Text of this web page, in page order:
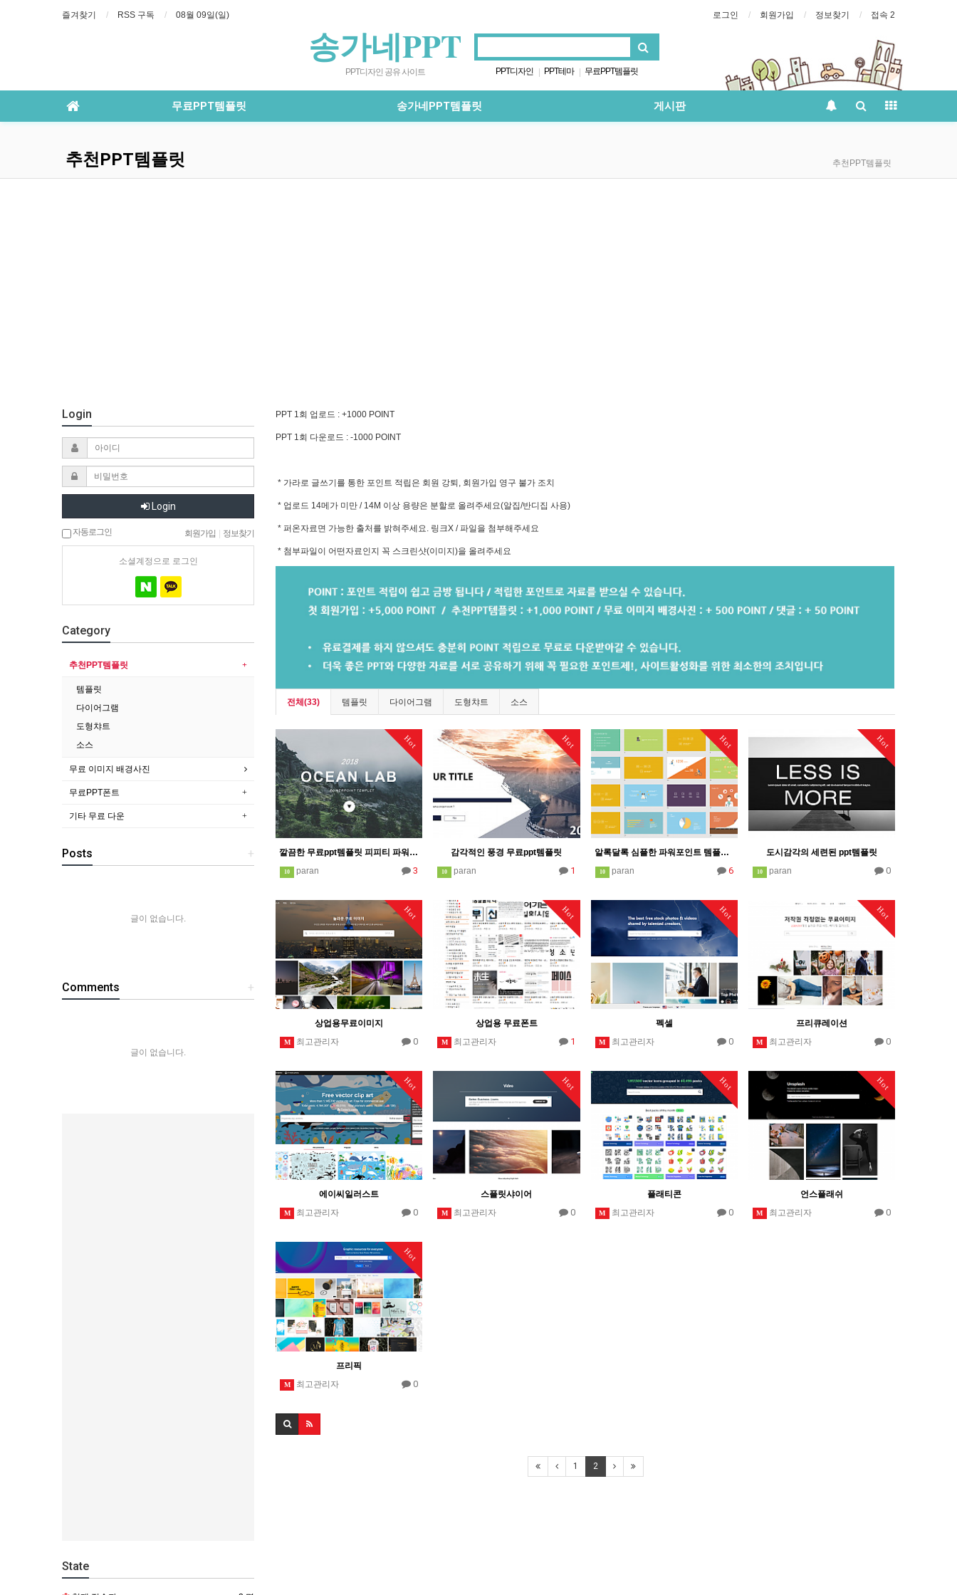
즐겨찾기 RSS 구독 08월 09일(일) 로그인 회원가입 정보찾기 접속 2
송가네PPT
PPT디자인 공유 사이트 PPT디자인 | PPT테마 | 무료PPT템플릿
무료PPT템플릿 송가네PPT템플릿 게시판
추천PPT템플릿 추천PPT템플릿
PPT 1회 업로드 : +1000 POINT
PPT 1회 다운로드 : -1000 POINT
* 가라로 글쓰기를 통한 포인트 적립은 회원 강퇴, 회원가입 영구 불가 조치
* 업로드 14메가 미만 / 14M 이상 용량은 분할로 올려주세요(알집/반디집 사용)
* 퍼온자료면 가능한 출처를 밝혀주세요. 링크X / 파일을 첨부해주세요
* 첨부파일이 어떤자료인지 꼭 스크린샷(이미지)을 올려주세요
전체(33) 템플릿 다이어그램 도형챠트 소스
Hot
깔끔한 무료ppt템플릿 피피티 파워포인트 양식 자료
10 paran 3
Hot
감각적인 풍경 무료ppt템플릿
10 paran 1
Hot
알록달록 심플한 파워포인트 템플릿 입니다. 귀여운ppt
10 paran 6
Hot
도시감각의 세련된 ppt템플릿
10 paran 0
Hot
상업용무료이미지
M 최고관리자 0
Hot
상업용 무료폰트
M 최고관리자 1
Hot
펙셀
M 최고관리자 0
Hot
프리큐레이션
M 최고관리자 0
Hot
에이씨일러스트
M 최고관리자 0
Hot
스플릿샤이어
M 최고관리자 0
Hot
플래티콘
M 최고관리자 0
Hot
언스플래쉬
M 최고관리자 0
Hot
프리픽
M 최고관리자 0
1 2
Login
Login
자동로그인 회원가입 정보찾기
소셜계정으로 로그인
Category
추천PPT템플릿
템플릿
다이어그램
도형챠트
소스
무료 이미지 배경사진
무료PPT폰트
기타 무료 다운
+
Posts
글이 없습니다.
+
Comments
글이 없습니다.
State